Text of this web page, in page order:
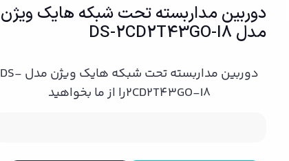
دوربین مداربسته تحت شبکه هایک ویژن
مدل DS-2CD2T43GO-I8
دوربین مداربسته تحت شبکه هایک ویژن مدل DS-
2CD2T43GO-I8را از ما بخواهید